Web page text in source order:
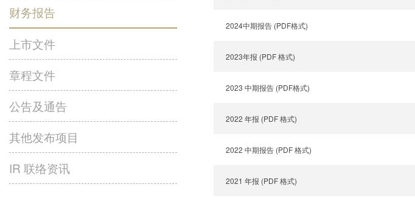
财务报告
上市文件
章程文件
公告及通告
其他发布项目
IR 联络资讯
2024中期报告 (PDF格式)
2023年报 (PDF 格式)
2023 中期报告 (PDF格式)
2022 年报 (PDF 格式)
2022 中期报告 (PDF 格式)
2021 年报 (PDF 格式)